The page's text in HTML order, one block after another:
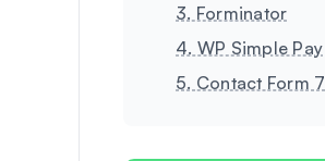
3. Forminator
4. WP Simple Pay
5. Contact Form 7